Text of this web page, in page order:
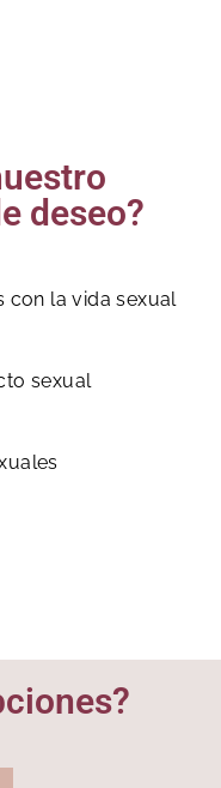
deseo?
con la vida sexual
sexual